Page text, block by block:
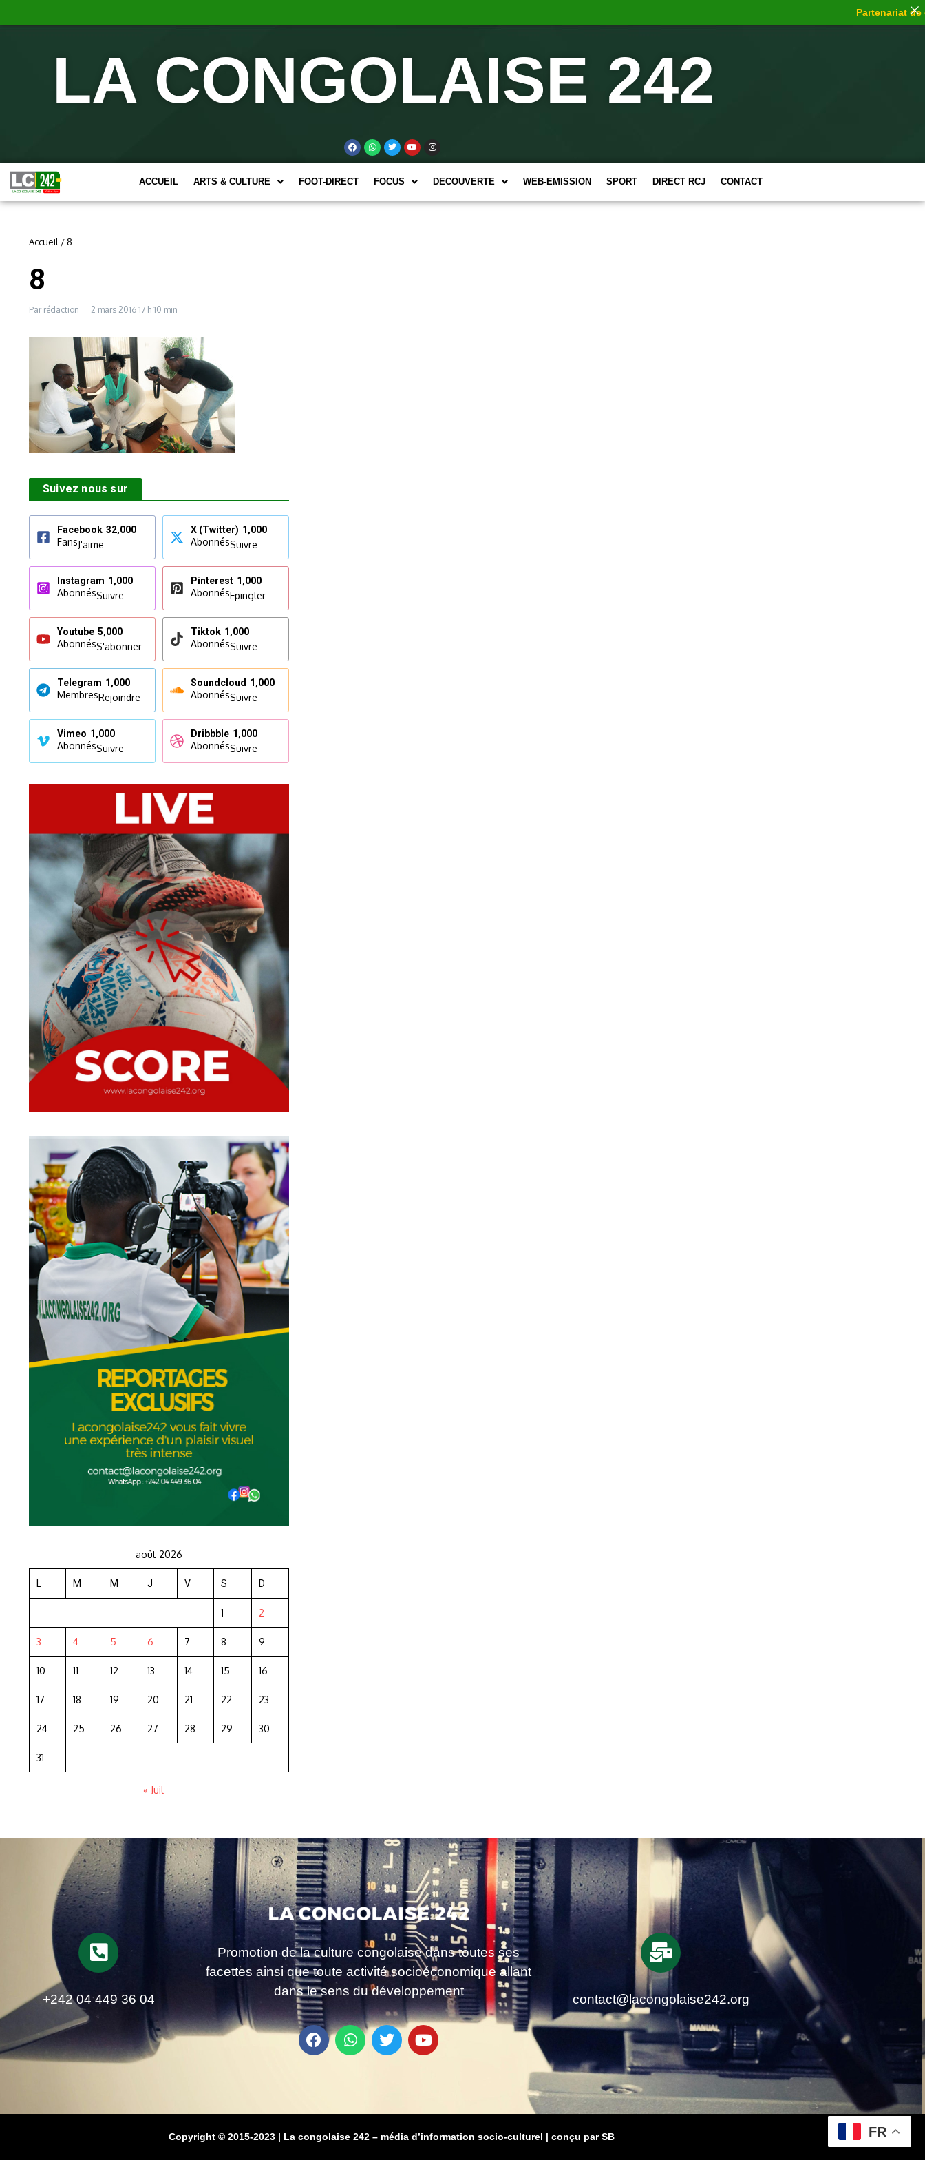
LA CONGOLAISE 242
ACCUEIL ARTS & CULTURE FOOT-DIRECT FOCUS DECOUVERTE WEB-EMISSION SPORT DIRECT RCJ CONTACT
Accueil /8
8
Par rédaction 2 mars 2016 17 h 10 min
Suivez nous sur
Facebook 32,000
FansJ'aime
X (Twitter) 1,000
AbonnésSuivre
Instagram 1,000
AbonnésSuivre
Pinterest 1,000
AbonnésEpingler
Youtube 5,000
AbonnésS'abonner
Tiktok 1,000
AbonnésSuivre
Telegram 1,000
MembresRejoindre
Soundcloud 1,000
AbonnésSuivre
Vimeo 1,000
AbonnésSuivre
Dribbble 1,000
AbonnésSuivre
août 2026
L M M J V S D
1 2
3 4 5 6 7 8 9
10 11 12 13 14 15 16
17 18 19 20 21 22 23
24 25 26 27 28 29 30
31
« Juil
+242 04 449 36 04
Promotion de la culture congolaise dans toutes ses
facettes ainsi que toute activité socioéconomique allant
dans le sens du développement
contact@lacongolaise242.org
Copyright © 2015-2023 | La congolaise 242 – média d’information socio-culturel | conçu par SB
Partenariat de
FR